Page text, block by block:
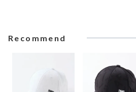
Recommend